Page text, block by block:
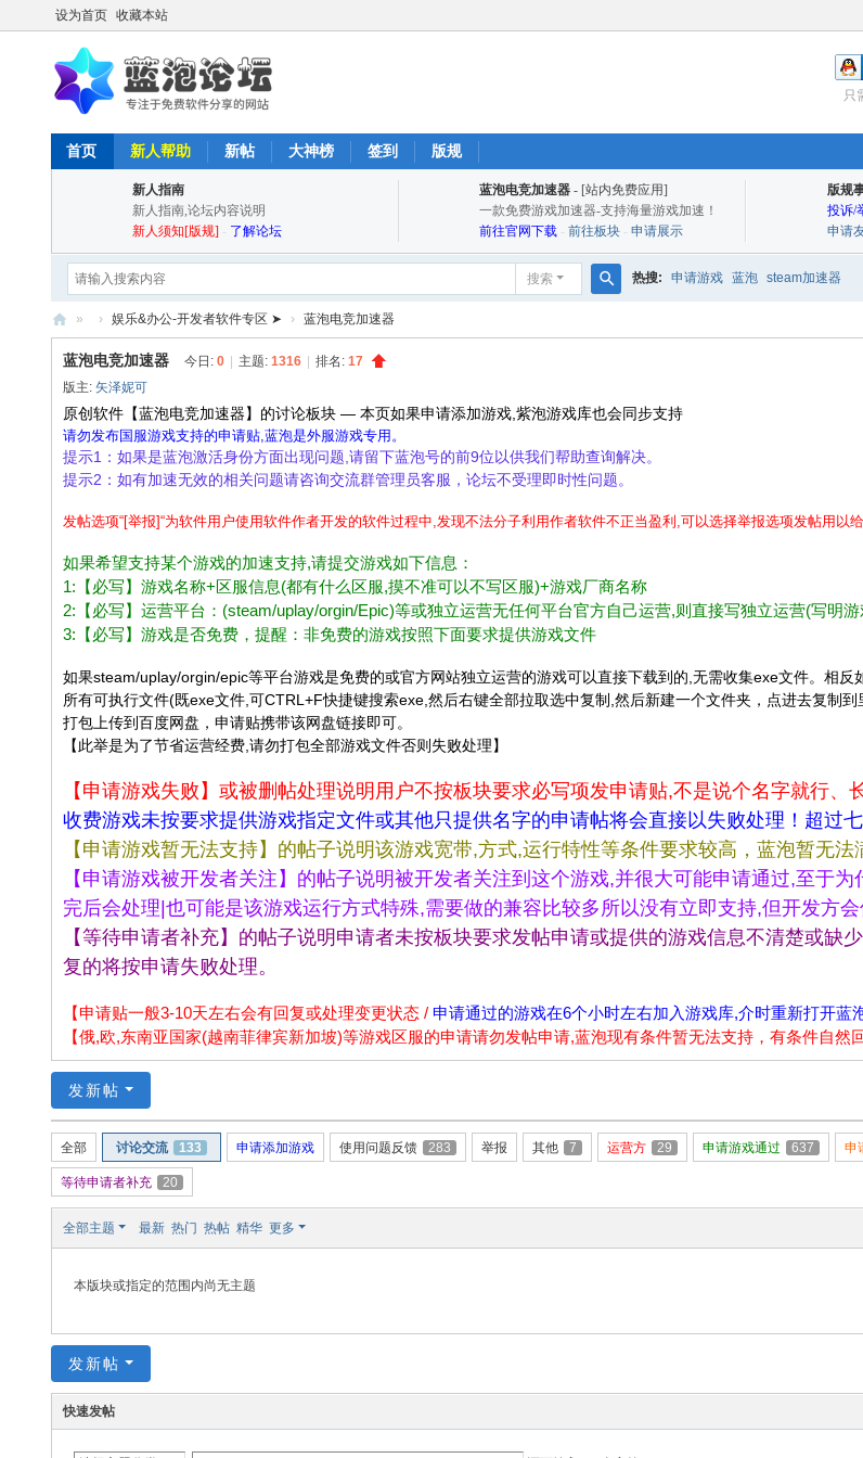
设为首页 收藏本站
只
首页 新人帮助 新帖 大神榜 签到 版规
新人指南
新人指南,论坛内容说明
新人须知[版规] - 了解论坛
蓝泡电竞加速器 - [站内免费应用]
一款免费游戏加速器-支持海量游戏加速！
前往官网下载 - 前往板块 - 申请展示
版规
投诉/
申请
搜索
索
热搜: 申请游戏 蓝泡 steam加速器
蓝
泡
论
坛
娱
乐
软
学
习
论
bs
np
et
» › 娱乐&办公-开发者软件专区 ➤ › 蓝泡电竞加速器
蓝泡电竞加速器 今日: 0 主题: 1316 排名: 17
版主: 矢泽妮可
原创软件【蓝泡电竞加速器】的讨论板块 — 本页如果申请添加游戏,紫泡游戏库也会同步支持
请勿发布国服游戏支持的申请贴,蓝泡是外服游戏专用。
提示1：如果是蓝泡激活身份方面出现问题,请留下蓝泡号的前9位以供我们帮助查询解决。
提示2：如有加速无效的相关问题请咨询交流群管理员客服，论坛不受理即时性问题。
发帖选项“[举报]“为软件用户使用软件作者开发的软件过程中,发现不法分子利用作者软件不正当盈利,可以选择举报选项发帖用以给
如果希望支持某个游戏的加速支持,请提交游戏如下信息：
1:【必写】游戏名称+区服信息(都有什么区服,摸不准可以不写区服)+游戏厂商名称
2:【必写】运营平台：(steam/uplay/orgin/Epic)等或独立运营无任何平台官方自己运营,则直接写独立运营(写明游
3:【必写】游戏是否免费，提醒：非免费的游戏按照下面要求提供游戏文件
如果steam/uplay/orgin/epic等平台游戏是免费的或官方网站独立运营的游戏可以直接下载到的,无需收集exe文件。相
所有可执行文件(既exe文件,可CTRL+F快捷键搜索exe,然后右键全部拉取选中复制,然后新建一个文件夹，点进去复制
打包上传到百度网盘，申请贴携带该网盘链接即可。
【此举是为了节省运营经费,请勿打包全部游戏文件否则失败处理】
【申请游戏失败】或被删帖处理说明用户不按板块要求必写项发申请贴,不是说个名字就行、
收费游戏未按要求提供游戏指定文件或其他只提供名字的申请帖将会直接以失败处理！超过
【申请游戏暂无法支持】的帖子说明该游戏宽带,方式,运行特性等条件要求较高，蓝泡暂无法
【申请游戏被开发者关注】的帖子说明被开发者关注到这个游戏,并很大可能申请通过,至于
完后会处理|也可能是该游戏运行方式特殊,需要做的兼容比较多所以没有立即支持,但开发方会
【等待申请者补充】的帖子说明申请者未按板块要求发帖申请或提供的游戏信息不清楚或缺
复的将按申请失败处理。
【申请贴一般3-10天左右会有回复或处理变更状态 / 申请通过的游戏在6个小时左右加入游戏库,介时重新打开蓝
【俄,欧,东南亚国家(越南菲律宾新加坡)等游戏区服的申请请勿发帖申请,蓝泡现有条件暂无法支持，有条件自然
发新帖
全部 讨论交流 133 申请添加游戏 使用问题反馈 283 举报 其他 7 运营方 29 申请游戏通过 637 申
等待申请者补充 20
全部主题 最新 热门 热帖 精华 更多
本版块或指定的范围内尚无主题
发新帖
快速发帖